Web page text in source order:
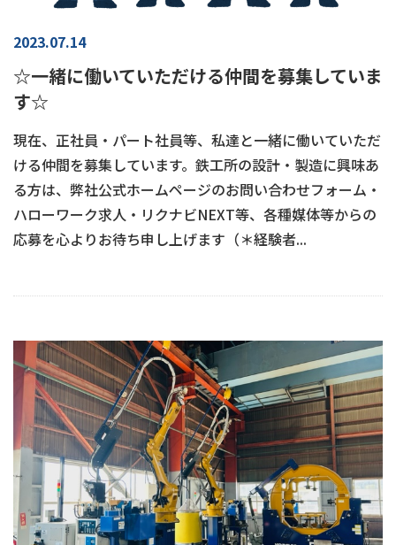
2023.07.14
☆一緒に働いていただける仲間を募集していま
す☆
現在、正社員・パート社員等、私達と一緒に働いていただ
ける仲間を募集しています。鉄工所の設計・製造に興味あ
る方は、弊社公式ホームページのお問い合わせフォーム・
ハローワーク求人・リクナビNEXT等、各種媒体等からの
応募を心よりお待ち申し上げます（＊経験者...